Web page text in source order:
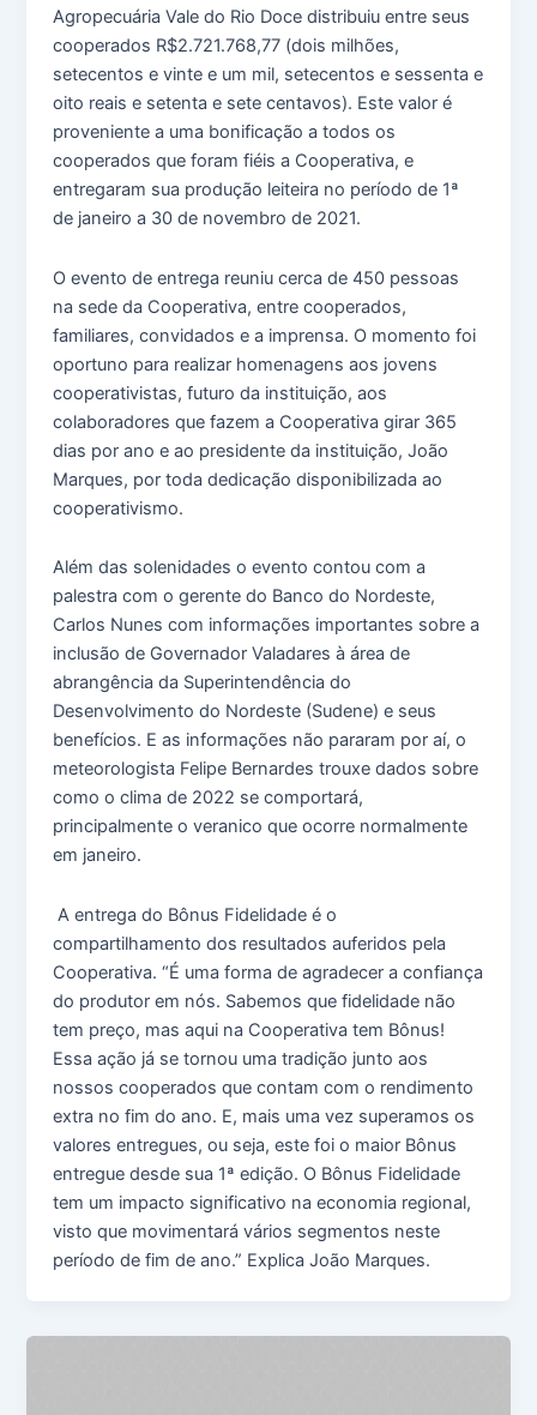
Agropecuária Vale do Rio Doce distribuiu entre seus
cooperados R$2.721.768,77 (dois milhões,
setecentos e vinte e um mil, setecentos e sessenta e
oito reais e setenta e sete centavos). Este valor é
proveniente a uma bonificação a todos os
cooperados que foram fiéis a Cooperativa, e
entregaram sua produção leiteira no período de 1ª
de janeiro a 30 de novembro de 2021.
O evento de entrega reuniu cerca de 450 pessoas
na sede da Cooperativa, entre cooperados,
familiares, convidados e a imprensa. O momento foi
oportuno para realizar homenagens aos jovens
cooperativistas, futuro da instituição, aos
colaboradores que fazem a Cooperativa girar 365
dias por ano e ao presidente da instituição, João
Marques, por toda dedicação disponibilizada ao
cooperativismo.
Além das solenidades o evento contou com a
palestra com o gerente do Banco do Nordeste,
Carlos Nunes com informações importantes sobre a
inclusão de Governador Valadares à área de
abrangência da Superintendência do
Desenvolvimento do Nordeste (Sudene) e seus
benefícios. E as informações não pararam por aí, o
meteorologista Felipe Bernardes trouxe dados sobre
como o clima de 2022 se comportará,
principalmente o veranico que ocorre normalmente
em janeiro.
A entrega do Bônus Fidelidade é o
compartilhamento dos resultados auferidos pela
Cooperativa. “É uma forma de agradecer a confiança
do produtor em nós. Sabemos que fidelidade não
tem preço, mas aqui na Cooperativa tem Bônus!
Essa ação já se tornou uma tradição junto aos
nossos cooperados que contam com o rendimento
extra no fim do ano. E, mais uma vez superamos os
valores entregues, ou seja, este foi o maior Bônus
entregue desde sua 1ª edição. O Bônus Fidelidade
tem um impacto significativo na economia regional,
visto que movimentará vários segmentos neste
período de fim de ano.” Explica João Marques.